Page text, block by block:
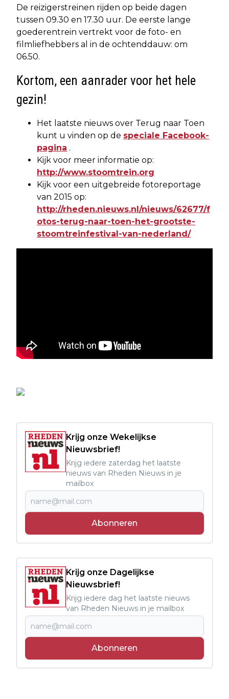
De reizigerstreinen rijden op beide dagen
tussen 09.30 en 17.30 uur. De eerste lange
goederentrein vertrekt voor de foto- en
filmliefhebbers al in de ochtenddauw: om
06.50.
Kortom, een aanrader voor het hele
gezin!
Het laatste nieuws over Terug naar Toen
kunt u vinden op de speciale Facebook-
pagina .
Kijk voor meer informatie op:
http://www.stoomtrein.org
Kijk voor een uitgebreide fotoreportage
van 2015 op:
http://rheden.nieuws.nl/nieuws/62677/f
otos-terug-naar-toen-het-grootste-
stoomtreinfestival-van-nederland/
Krijg onze Wekelijkse
Nieuwsbrief!
Krijg iedere zaterdag het laatste
nieuws van Rheden Nieuws in je
mailbox
Abonneren
Krijg onze Dagelijkse
Nieuwsbrief!
Krijg iedere dag het laatste nieuws
van Rheden Nieuws in je mailbox
Abonneren